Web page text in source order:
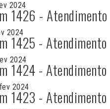
2024
1426 -
2024
1425 - Atendimento
2024
1424 - Atendimento
2024
1423 - Atendimento